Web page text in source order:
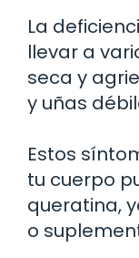
La
llevar a
seca y
y uñas
Estos
tu cuerpo
queratina,
o